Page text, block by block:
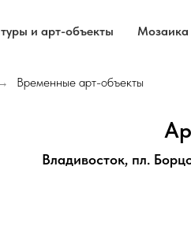
и арт-объекты Мозаика
Временные арт-объекты
Владивосток, пл.